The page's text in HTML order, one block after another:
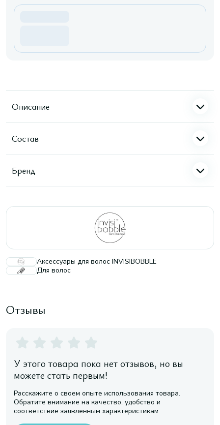
Описание
Состав
Бренд
Аксессуары для волос INVISIBOBBLE
Для волос
Отзывы
У этого товара пока нет отзывов, но вы
можете стать первым!
Расскажите о своем опыте использования товара.
Обратите внимание на качество, удобство и
соответствие заявленным характеристикам